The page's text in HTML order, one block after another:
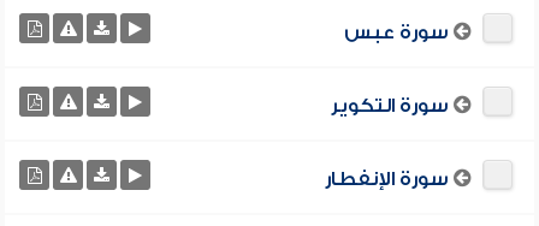
سورة عبس
سورة التكوير
سورة الإنفطار